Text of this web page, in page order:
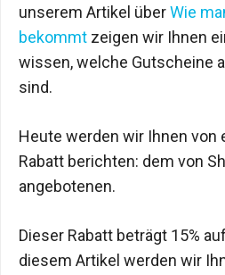
unserem Artikel überWie
bekommt zeigen wir Ihnen
wissen, welche Gutscheine
sind.
Heute werden wir Ihnen von
Rabatt berichten: dem von
angebotenen.
Dieser Rabatt beträgt 15%
diesem Artikel werden wir